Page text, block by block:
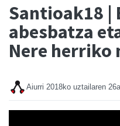
Santioak18 |
abesbatza
Nere herriko
Aiurri 2018ko uztailaren 26a